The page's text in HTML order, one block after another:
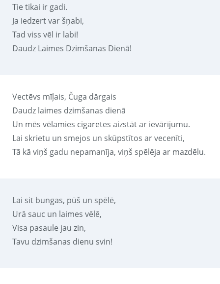
Tie tikai ir gadi.
Ja iedzert var šņabi,
Tad viss vēl ir labi!
Daudz Laimes Dzimšanas Dienā!
Vectēvs mīļais, Čuga dārgais
Daudz laimes dzimšanas dienā
Un mēs vēlamies cigaretes aizstāt ar ievārījumu.
Lai skrietu un smejos un skūpstītos ar vecenīti,
Tā kā viņš gadu nepamanīja, viņš spēlēja ar mazdēlu.
Lai sit bungas, pūš un spēlē,
Urā sauc un laimes vēlē,
Visa pasaule jau zin,
Tavu dzimšanas dienu svin!